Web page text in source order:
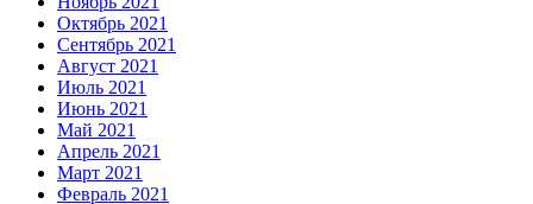
Октябрь 2021
Сентябрь 2021
Август 2021
Июль 2021
Июнь 2021
Май 2021
Апрель 2021
Март 2021
Февраль 2021